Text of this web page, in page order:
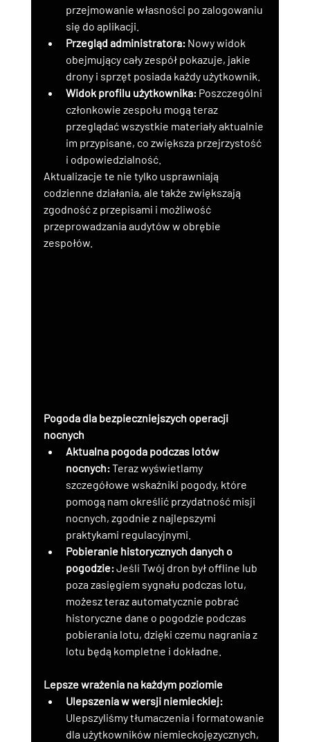
przejmowanie własności po zalogowaniu
się do aplikacji.
Przegląd administratora: Nowy widok
obejmujący cały zespół pokazuje, jakie
drony i sprzęt posiada każdy użytkownik.
Widok profilu użytkownika: Poszczególni
członkowie zespołu mogą teraz
przeglądać wszystkie materiały aktualnie
im przypisane, co zwiększa przejrzystość
i odpowiedzialność.
Aktualizacje te nie tylko usprawniają
codzienne działania, ale także zwiększają
zgodność z przepisami i możliwość
przeprowadzania audytów w obrębie
zespołów.
Pogoda dla bezpieczniejszych operacji
nocnych
Aktualna pogoda podczas lotów
nocnych: Teraz wyświetlamy
szczegółowe wskaźniki pogody, które
pomogą nam określić przydatność misji
nocnych, zgodnie z najlepszymi
praktykami regulacyjnymi.
Pobieranie historycznych danych o
pogodzie: Jeśli Twój dron był offline lub
poza zasięgiem sygnału podczas lotu,
możesz teraz automatycznie pobrać
historyczne dane o pogodzie podczas
pobierania lotu, dzięki czemu nagrania z
lotu będą kompletne i dokładne.
Lepsze wrażenia na każdym poziomie
Ulepszenia w wersji niemieckiej:
Ulepszyliśmy tłumaczenia i formatowanie
dla użytkowników niemieckojęzycznych,